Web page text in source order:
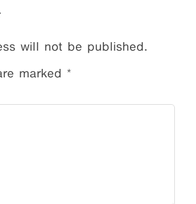
will not be published.
marked *